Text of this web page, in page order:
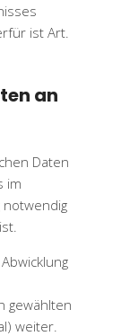
ist Art.
an
Daten
im
notwendig
gewählten
weiter.